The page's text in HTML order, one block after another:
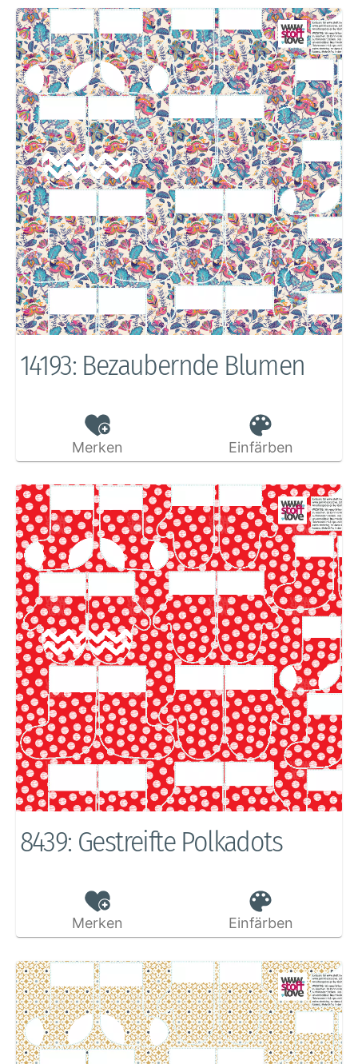
14193: Bezaubernde Blumen
Merken Einfärben
8439: Gestreifte Polkadots
Merken Einfärben